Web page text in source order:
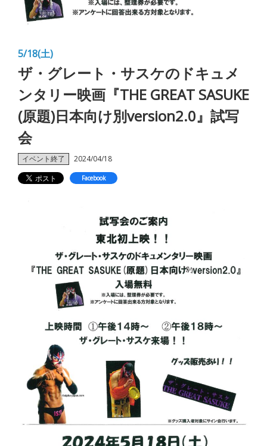
5/18(土)
ザ・グレート・サスケのドキュメ
ンタリー映画『THE GREAT SASUKE
(原題)日本向け別version2.0』試写
会
イベント終了 2024/04/18
Facebook